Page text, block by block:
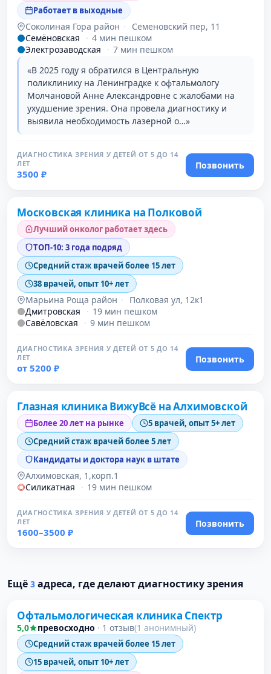
Работает в выходные
Соколиная Гора район ·
Семеновский пер, 11
Семёновская
· 4 мин пешком
Электрозаводская
· 7 мин пешком
«В 2025 году я обратился в Центральную
поликлинику на Ленинградке к офтальмологу
Молчановой Анне Александровне с жалобами на
ухудшение зрения. Она провела диагностику и
выявила необходимость лазерной о…»
ДИАГНОСТИКА ЗРЕНИЯ У ДЕТЕЙ ОТ 5 ДО 14
ЛЕТ
3500 ₽
Позвонить
Проверено
Московская клиника на Полковой
Лучший онколог работает здесь
ТОП-10: 3 года подряд
Средний стаж врачей более 15 лет
38 врачей, опыт 10+ лет
Марьина Роща район ·
Полковая ул, 12к1
Дмитровская
· 19 мин пешком
Савёловская
· 9 мин пешком
ДИАГНОСТИКА ЗРЕНИЯ У ДЕТЕЙ ОТ 5 ДО 14
ЛЕТ
от 5200 ₽
Позвонить
Проверено
Глазная клиника ВижуВсё на Алхимовской
Более 20 лет на рынке
5 врачей, опыт 5+ лет
Средний стаж врачей более 5 лет
Кандидаты и доктора наук в штате
Алхимовская, 1,корп.1
Силикатная
· 19 мин пешком
ДИАГНОСТИКА ЗРЕНИЯ У ДЕТЕЙ ОТ 5 ДО 14
ЛЕТ
1600–3500 ₽
Позвонить
Ещё 3 адреса, где делают диагностику зрения
Проверено
Офтальмологическая клиника Спектр
5,0 превосходно · 1 отзыв(1 анонимный)
Средний стаж врачей более 15 лет
15 врачей, опыт 10+ лет